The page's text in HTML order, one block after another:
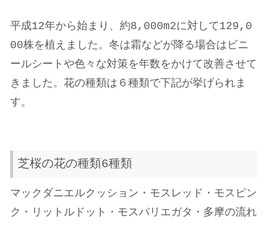
平成12年から始まり、約8,000m2に対して129,0
00株を植えました。冬は霜などが降る場合はビニ
ールシートや色々な対策を年数をかけて改善させて
きました。花の種類は６種類で下記が挙げられま
す。
芝桜の花の種類6種類
マックダニエルクッション・モスレッド・モスピン
ク・リットルドット・モスバリエガタ・多摩の流れ